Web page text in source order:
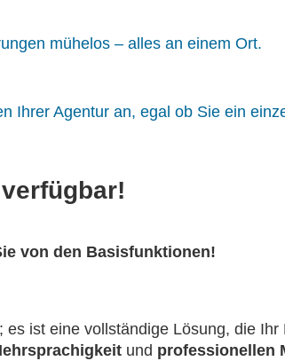
mühelos – alles an einem Ort.
Ihrer Agentur an, egal ob Sie ein
von den Basisfunktionen!
ist eine vollständige Lösung, die
und professionellen